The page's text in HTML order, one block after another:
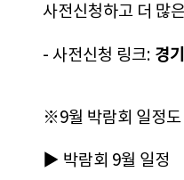
사전신청하고 더 많
- 사전신청 링크: 경
​※9월 박람회 일정
▶ 박람회 9월 일정